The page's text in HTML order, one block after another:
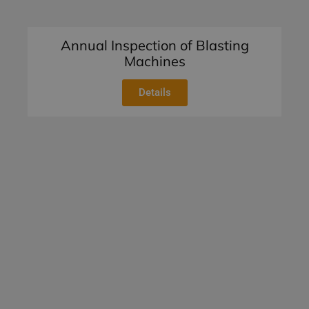
Annual Inspection of Blasting
Machines
Details